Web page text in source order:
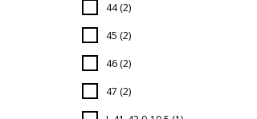
44 (2)
45 (2)
46 (2)
47 (2)